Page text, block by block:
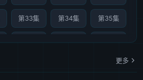
第33集 第34集 第35集
更多